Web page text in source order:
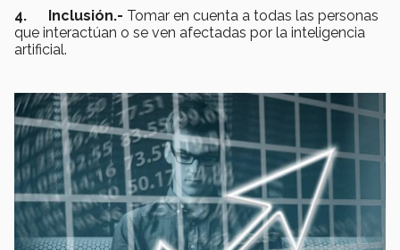
4. Inclusión.- Tomar en cuenta a todas las personas
que interactúan o se ven afectadas por la inteligencia
artificial.